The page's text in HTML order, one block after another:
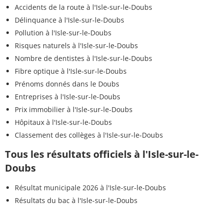
Accidents de la route à l'Isle-sur-le-Doubs
Délinquance à l'Isle-sur-le-Doubs
Pollution à l'Isle-sur-le-Doubs
Risques naturels à l'Isle-sur-le-Doubs
Nombre de dentistes à l'Isle-sur-le-Doubs
Fibre optique à l'Isle-sur-le-Doubs
Prénoms donnés dans le Doubs
Entreprises à l'Isle-sur-le-Doubs
Prix immobilier à l'Isle-sur-le-Doubs
Hôpitaux à l'Isle-sur-le-Doubs
Classement des collèges à l'Isle-sur-le-Doubs
Tous les résultats officiels à l'Isle-sur-le-
Doubs
Résultat municipale 2026 à l'Isle-sur-le-Doubs
Résultats du bac à l'Isle-sur-le-Doubs